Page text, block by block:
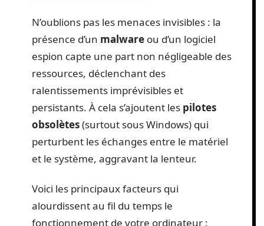
N’oublions pas les menaces invisibles : la
présence d’un malware ou d’un logiciel
espion capte une part non négligeable des
ressources, déclenchant des
ralentissements imprévisibles et
persistants. À cela s’ajoutent les pilotes
obsolètes(surtout sous Windows) qui
perturbent les échanges entre le matériel
et le système, aggravant la lenteur.
Voici les principaux facteurs qui
alourdissent au fil du temps le
fonctionnement de votre ordinateur :